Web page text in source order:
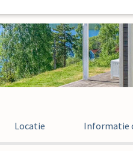
Locatie Informatie